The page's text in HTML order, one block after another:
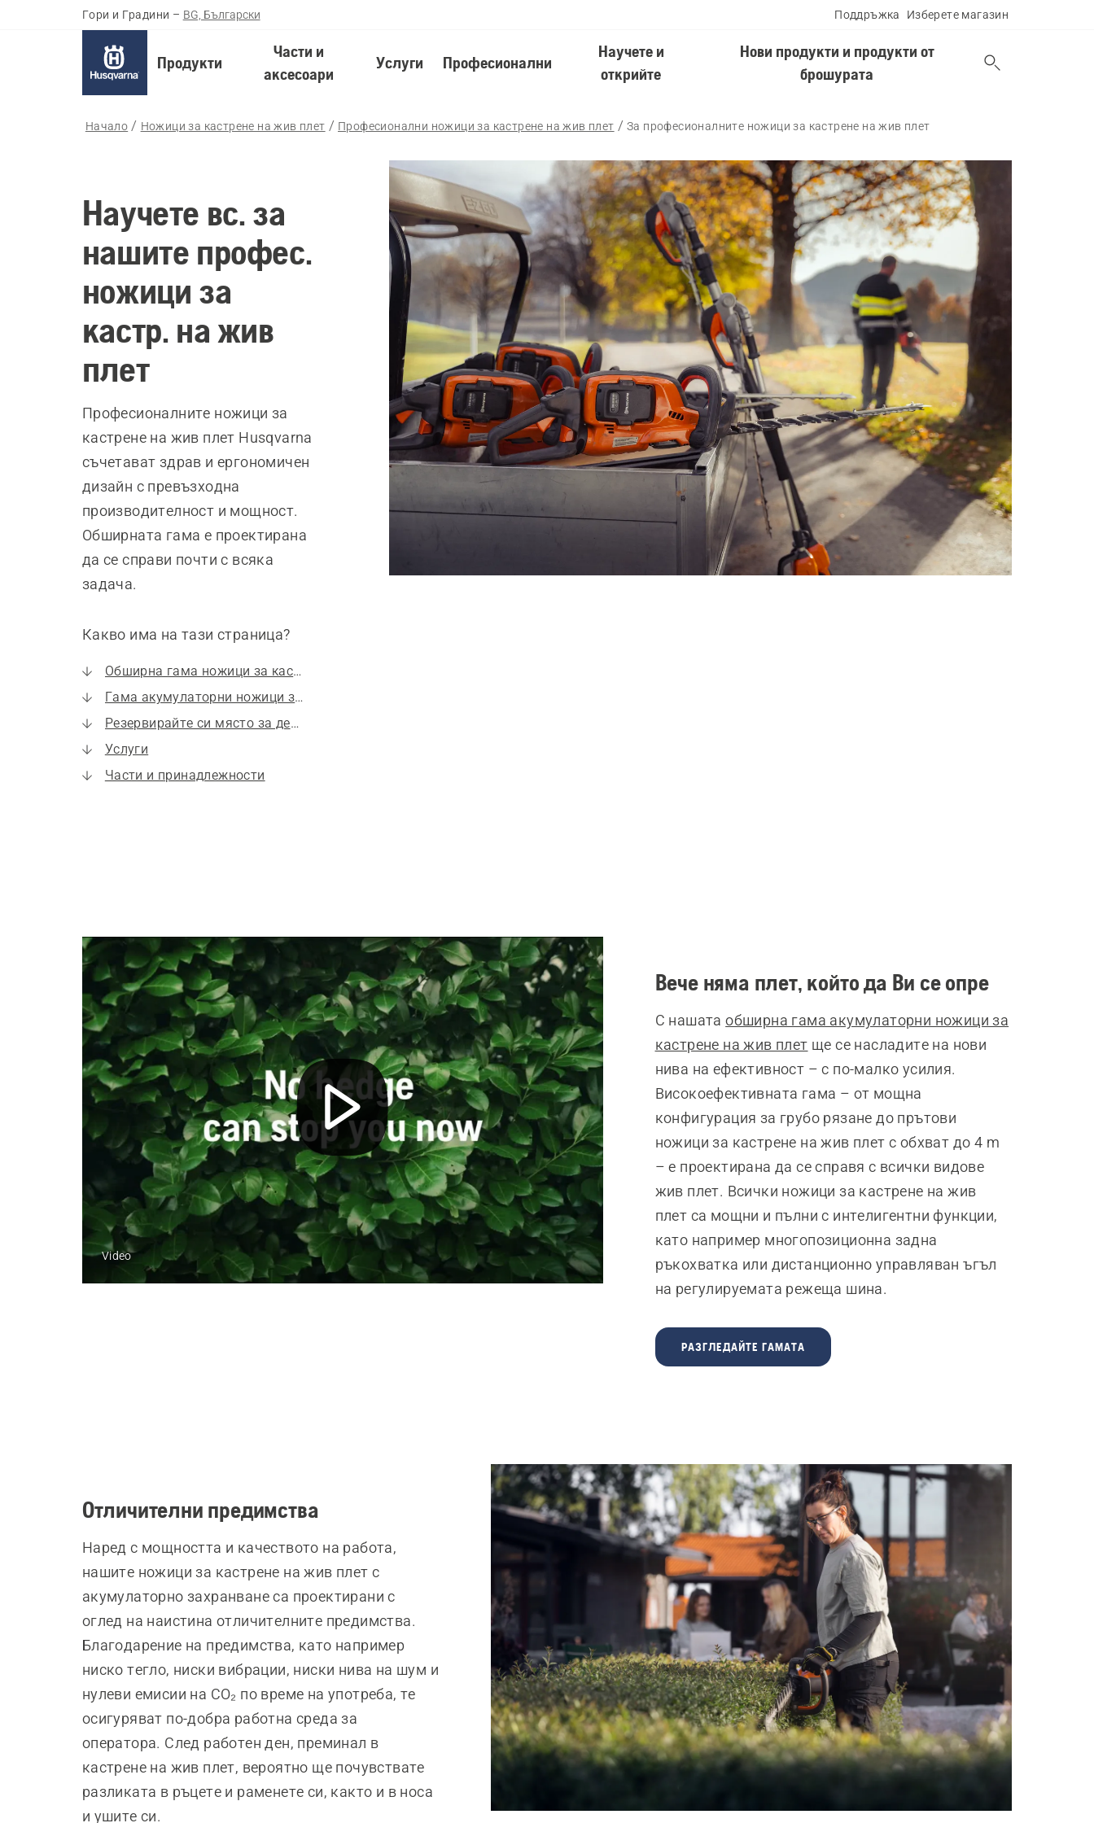
Гори и Градини – BG, Български Поддръжка Изберете магазин
Продукти
Части и
аксесоари
Услуги Професионални
Научете и
открийте
Нови продукти и продукти от
брошурата
Начало Ножици за кастрене на жив плет Професионални ножици за кастрене на жив плет За професионалните ножици за кастрене на жив плет
Научете вс. за
нашите профес.
ножици за
кастр. на жив
плет
Професионалните ножици за
кастрене на жив плет Husqvarna
съчетават здрав и ергономичен
дизайн с превъзходна
производителност и мощност.
Обширната гама е проектирана
да се справи почти с всяка
задача.
Какво има на тази страница?
Обширна гама ножици за кастрене на жив плет
Гама акумулаторни ножици за кастрене на жив плет
Резервирайте си място за демонстрация
Услуги
Части и принадлежности
Video
Вече няма плет, който да Ви се опре
С нашатаобширна гама акумулаторни ножици за
кастрене на жив плет ще се насладите на нови
нива на ефективност – с по-малко усилия.
Високоефективната гама – от мощна
конфигурация за грубо рязане до прътови
ножици за кастрене на жив плет с обхват до 4 m
– е проектирана да се справя с всички видове
жив плет. Всички ножици за кастрене на жив
плет са мощни и пълни с интелигентни функции,
като например многопозиционна задна
ръкохватка или дистанционно управляван ъгъл
на регулируемата режеща шина.
РАЗГЛЕДАЙТЕ ГАМАТА
Отличителни предимства
Наред с мощността и качеството на работа,
нашите ножици за кастрене на жив плет с
акумулаторно захранване са проектирани с
оглед на наистина отличителните предимства.
Благодарение на предимства, като например
ниско тегло, ниски вибрации, ниски нива на шум и
нулеви емисии на CO₂ по време на употреба, те
осигуряват по-добра работна среда за
оператора. След работен ден, преминал в
кастрене на жив плет, вероятно ще почувствате
разликата в ръцете и раменете си, както и в носа
и ушите си.